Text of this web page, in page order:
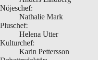
Nöjeschef:
Nathalie Mark
Pluschef:
Helena Utter
Kulturchef:
Karin Pettersson